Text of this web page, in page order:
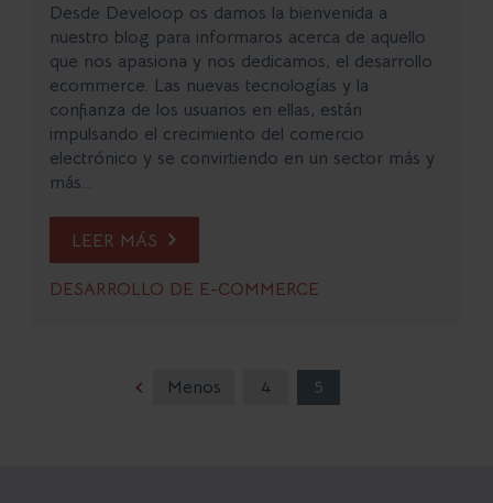
Desde Develoop os damos la bienvenida a
nuestro blog para informaros acerca de aquello
que nos apasiona y nos dedicamos, el desarrollo
ecommerce. Las nuevas tecnologías y la
confianza de los usuarios en ellas, están
impulsando el crecimiento del comercio
electrónico y se convirtiendo en un sector más y
más...
LEER MÁS
DESARROLLO DE E-COMMERCE
Menos 4 5